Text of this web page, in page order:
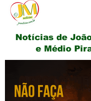
Notícias de
e Médio